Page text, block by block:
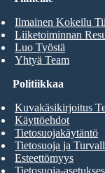
Ilmainen Kokeilu
Liiketoiminnan
Luo Työstä
Yhtyä Team
Politiikkaa
Kuvakäsikirjoitus
Käyttöehdot
Tietosuojakäytäntö
Tietosuoja ja
Esteettömyys